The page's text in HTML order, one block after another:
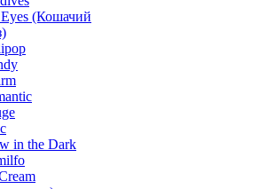
(Кошачий
in the Dark